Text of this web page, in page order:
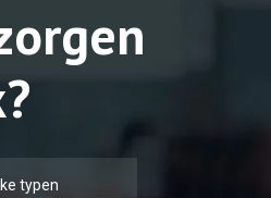
typen